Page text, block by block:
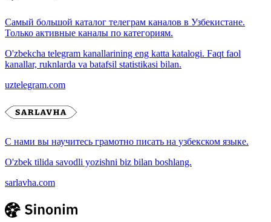
Самый большой каталог телеграм каналов в Узбекистане.
Только активные каналы по категориям.
O'zbekcha telegram kanallarining eng katta katalogi. Faqt faol
kanallar, ruknlarda va batafsil statistikasi bilan.
uztelegram.com
С нами вы научитесь грамотно писать на узбекском языке.
O'zbek tilida savodli yozishni biz bilan boshlang.
sarlavha.com